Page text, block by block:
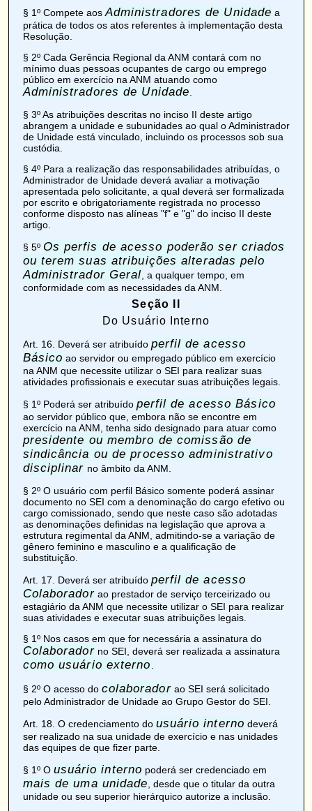
§ 1º Compete aosAdministradores de Unidade a
prática de todos os atos referentes à implementação desta
Resolução.
§ 2º Cada Gerência Regional da ANM contará com no
mínimo duas pessoas ocupantes de cargo ou emprego
público em exercício na ANM atuando como
Administradores de Unidade.
§ 3º As atribuições descritas no inciso II deste artigo
abrangem a unidade e subunidades ao qual o Administrador
de Unidade está vinculado, incluindo os processos sob sua
custódia.
§ 4º Para a realização das responsabilidades atribuídas, o
Administrador de Unidade deverá avaliar a motivação
apresentada pelo solicitante, a qual deverá ser formalizada
por escrito e obrigatoriamente registrada no processo
conforme disposto nas alíneas "f" e "g" do inciso II deste
artigo.
§ 5º Os perfis de acesso poderão ser criados
ou terem suas atribuições alteradas pelo
Administrador Geral, a qualquer tempo, em
conformidade com as necessidades da ANM.
Seção II
Do Usuário Interno
Art. 16. Deverá ser atribuído perfil de acesso
Básico ao servidor ou empregado público em exercício
na ANM que necessite utilizar o SEI para realizar suas
atividades profissionais e executar suas atribuições legais.
§ 1º Poderá ser atribuído perfil de acesso Básico
ao servidor público que, embora não se encontre em
exercício na ANM, tenha sido designado para atuar como
presidente ou membro de comissão de
sindicância ou de processo administrativo
disciplinar no âmbito da ANM.
§ 2º O usuário com perfil Básico somente poderá assinar
documento no SEI com a denominação do cargo efetivo ou
cargo comissionado, sendo que neste caso são adotadas
as denominações definidas na legislação que aprova a
estrutura regimental da ANM, admitindo-se a variação de
gênero feminino e masculino e a qualificação de
substituição.
Art. 17. Deverá ser atribuído perfil de acesso
Colaboradorao prestador de serviço terceirizado ou
estagiário da ANM que necessite utilizar o SEI para realizar
suas atividades e executar suas atribuições legais.
§ 1º Nos casos em que for necessária a assinatura do
Colaboradorno SEI, deverá ser realizada a assinatura
como usuário externo.
§ 2º O acesso do colaboradorao SEI será solicitado
pelo Administrador de Unidade ao Grupo Gestor do SEI.
Art. 18. O credenciamento do usuário interno deverá
ser realizado na sua unidade de exercício e nas unidades
das equipes de que fizer parte.
§ 1º O usuário interno poderá ser credenciado em
mais de uma unidade, desde que o titular da outra
unidade ou seu superior hierárquico autorize a inclusão.